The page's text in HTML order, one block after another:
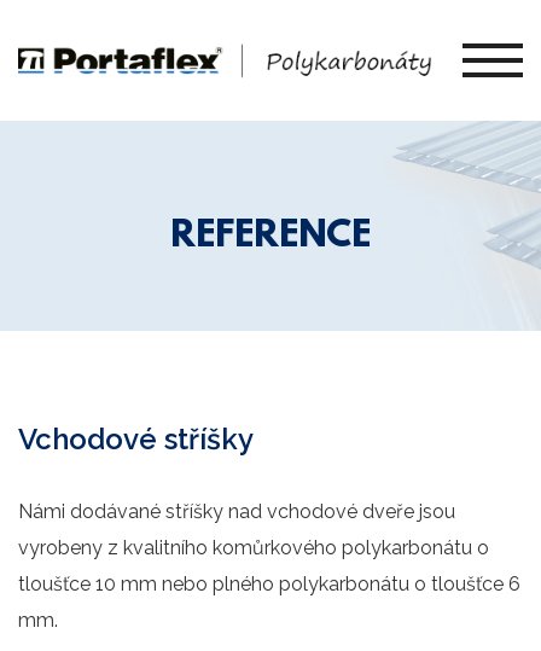
REFERENCE
Vchodové stříšky
Námi dodávané stříšky nad vchodové dveře jsou
vyrobeny z kvalitního komůrkového polykarbonátu o
tloušťce 10 mm nebo plného polykarbonátu o tloušťce 6
mm.